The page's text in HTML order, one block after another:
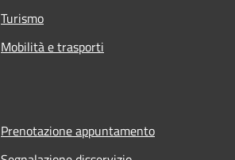
Turismo
Mobilità e trasporti
Prenotazione appuntamento